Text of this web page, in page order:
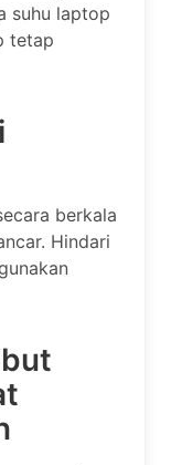
suhu laptop
tetap
berkala
Hindari